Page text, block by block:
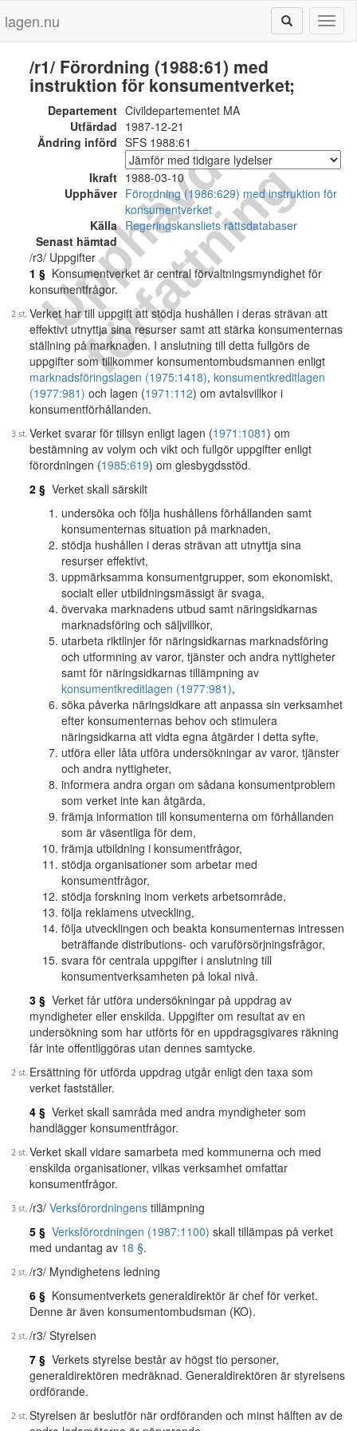
lagen.nu
U
p
p
h
ä
v
d
f
ö
r
f
a
t
t
n
i
n
g
/r1/ Förordning (1988:61) med
instruktion för konsumentverket;
Departement Civildepartementet MA
Utfärdad 1987-12-21
Ändring införd SFS 1988:61
Ikraft 1988-03-10
Upphäver Förordning (1986:629) med instruktion för
konsumentverket
Källa Regeringskansliets rättsdatabaser
Senast hämtad
/r3/ Uppgifter
1 § Konsumentverket är central förvaltningsmyndighet för
konsumentfrågor.
Verket har till uppgift att stödja hushållen i deras strävan att
effektivt utnyttja sina resurser samt att stärka konsumenternas
ställning på marknaden. I anslutning till detta fullgörs de
uppgifter som tillkommer konsumentombudsmannen enligt
marknadsföringslagen (1975:1418), konsumentkreditlagen
(1977:981) och lagen (1971:112) om avtalsvillkor i
konsumentförhållanden.
Verket svarar för tillsyn enligt lagen (1971:1081) om
bestämning av volym och vikt och fullgör uppgifter enligt
förordningen (1985:619) om glesbygdsstöd.
2 § Verket skall särskilt
undersöka och följa hushållens förhållanden samt
konsumenternas situation på marknaden,
stödja hushållen i deras strävan att utnyttja sina
resurser effektivt,
uppmärksamma konsumentgrupper, som ekonomiskt,
socialt eller utbildningsmässigt är svaga,
övervaka marknadens utbud samt näringsidkarnas
marknadsföring och säljvillkor,
utarbeta riktlinjer för näringsidkarnas marknadsföring
och utformning av varor, tjänster och andra nyttigheter
samt för näringsidkarnas tillämpning av
konsumentkreditlagen (1977:981),
söka påverka näringsidkare att anpassa sin verksamhet
efter konsumenternas behov och stimulera
näringsidkarna att vidta egna åtgärder i detta syfte,
utföra eller låta utföra undersökningar av varor, tjänster
och andra nyttigheter,
informera andra organ om sådana konsumentproblem
som verket inte kan åtgärda,
främja information till konsumenterna om förhållanden
som är väsentliga för dem,
främja utbildning i konsumentfrågor,
stödja organisationer som arbetar med
konsumentfrågor,
stödja forskning inom verkets arbetsområde,
följa reklamens utveckling,
följa utvecklingen och beakta konsumenternas intressen
beträffande distributions- och varuförsörjningsfrågor,
svara för centrala uppgifter i anslutning till
konsumentverksamheten på lokal nivå.
3 § Verket får utföra undersökningar på uppdrag av
myndigheter eller enskilda. Uppgifter om resultat av en
undersökning som har utförts för en uppdragsgivares räkning
får inte offentliggöras utan dennes samtycke.
Ersättning för utförda uppdrag utgår enligt den taxa som
verket fastställer.
4 § Verket skall samråda med andra myndigheter som
handlägger konsumentfrågor.
Verket skall vidare samarbeta med kommunerna och med
enskilda organisationer, vilkas verksamhet omfattar
konsumentfrågor.
/r3/ Verksförordningens tillämpning
5 § Verksförordningen (1987:1100) skall tillämpas på verket
med undantag av 18 §.
/r3/ Myndighetens ledning
6 § Konsumentverkets generaldirektör är chef för verket.
Denne är även konsumentombudsman (KO).
/r3/ Styrelsen
7 § Verkets styrelse består av högst tio personer,
generaldirektören medräknad. Generaldirektören är styrelsens
ordförande.
Styrelsen är beslutför när ordföranden och minst hälften av de